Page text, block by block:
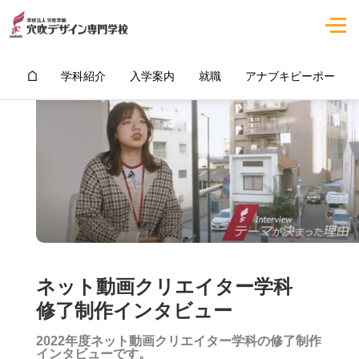
学科紹介 入学案内 就職 アナブキピーポー
ネット動画クリエイター学科
修了制作インタビュー
2022年度ネット動画クリエイター学科の修了制作
インタビューです。